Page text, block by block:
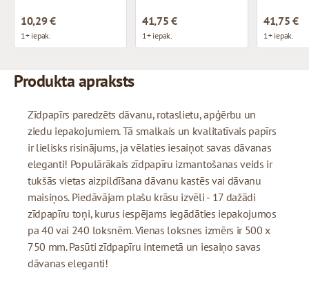
10,29 €
1+ iepak.
41,75 €
1+ iepak.
41,75 €
1+ iepak.
Produkta apraksts
Zīdpapīrs paredzēts dāvanu, rotaslietu, apģērbu un
ziedu iepakojumiem. Tā smalkais un kvalitatīvais papīrs
ir lielisks risinājums, ja vēlaties iesaiņot savas dāvanas
eleganti! Populārākais zīdpapīru izmantošanas veids ir
tukšās vietas aizpildīšana dāvanu kastēs vai dāvanu
maisiņos. Piedāvājam plašu krāsu izvēli - 17 dažādi
zīdpapīru toņi, kurus iespējams iegādāties iepakojumos
pa 40 vai 240 loksnēm. Vienas loksnes izmērs ir 500 x
750 mm. Pasūti zīdpapīru internetā un iesaiņo savas
dāvanas eleganti!